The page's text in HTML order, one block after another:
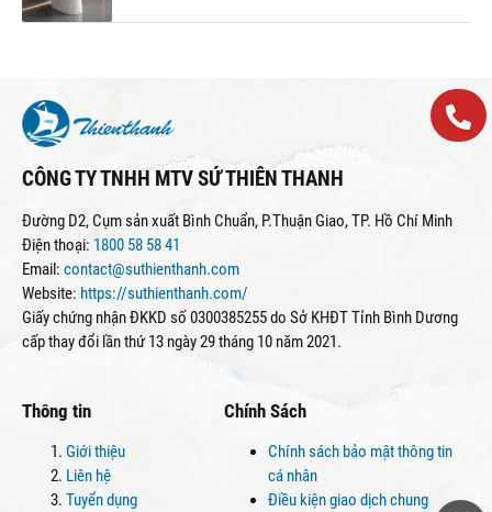
CÔNG TY TNHH MTV SỨ THIÊN THANH
Đường D2, Cụm sản xuất Bình Chuẩn, P.Thuận Giao, TP. Hồ Chí Minh
Điện thoại: 1800 58 58 41
Email: contact@suthienthanh.com
Website: https://suthienthanh.com/
Giấy chứng nhận ĐKKD số 0300385255 do Sở KHĐT Tỉnh Bình Dương
cấp thay đổi lần thứ 13 ngày 29 tháng 10 năm 2021.
Thông tin
Giới thiệu
Liên hệ
Tuyển dụng
Chính Sách
Chính sách bảo mật thông tin
cá nhân
Điều kiện giao dịch chung